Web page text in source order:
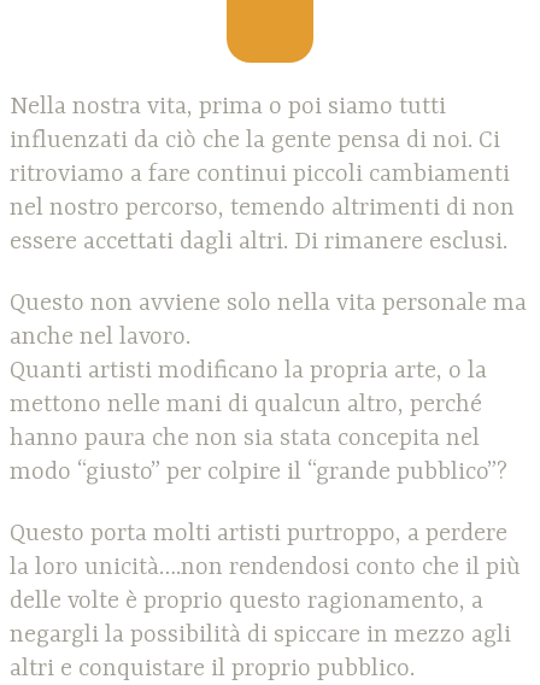
Nella nostra vita, prima o poi siamo tutti
influenzati da ciò che la gente pensa di noi. Ci
ritroviamo a fare continui piccoli cambiamenti
nel nostro percorso, temendo altrimenti di non
essere accettati dagli altri. Di rimanere esclusi.
Questo non avviene solo nella vita personale ma
anche nel lavoro.
Quanti artisti modificano la propria arte, o la
mettono nelle mani di qualcun altro, perché
hanno paura che non sia stata concepita nel
modo “giusto” per colpire il “grande pubblico”?
Questo porta molti artisti purtroppo, a perdere
la loro unicità….non rendendosi conto che il più
delle volte è proprio questo ragionamento, a
negargli la possibilità di spiccare in mezzo agli
altri e conquistare il proprio pubblico.